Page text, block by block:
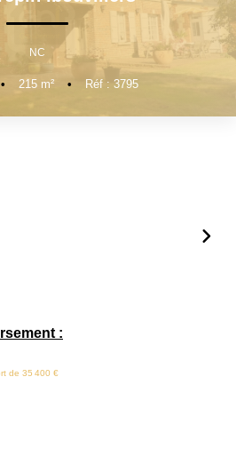
Partenaires
ACTUALITÉS
NC
• 215m² • Réf : 3795
:
de 35 400 €